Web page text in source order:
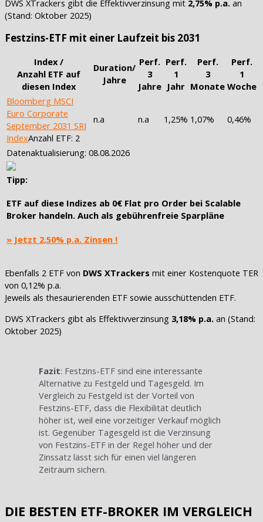
DWS XTrackers gibt die Effektivverzinsung mit 2,75% p.a. an
(Stand: Oktober 2025)
Festzins-ETF mit einer Laufzeit bis 2031
Index /
Anzahl ETF auf
diesen Index
Duration/
Jahre
Perf.
3
Jahre
Perf.
1
Jahr
Perf.
3
Monate
Perf.
1
Woche
Bloomberg MSCI
Euro Corporate
September 2031 SRI
IndexAnzahl ETF: 2
n.a n.a 1,25% 1,07% 0,46%
Datenaktualisierung: 08.08.2026
Tipp:
ETF auf diese Indizes ab 0€ Flat pro Order bei Scalable
Broker handeln. Auch als gebührenfreie Sparpläne
» Jetzt 2,50% p.a. Zinsen !
Ebenfalls 2 ETF von DWS XTrackers mit einer Kostenquote TER
von 0,12% p.a.
Jeweils als thesaurierenden ETF sowie ausschüttenden ETF.
DWS XTrackers gibt als Effektivverzinsung 3,18% p.a. an (Stand:
Oktober 2025)
Fazit: Festzins-ETF sind eine interessante
Alternative zu Festgeld und Tagesgeld. Im
Vergleich zu Festgeld ist der Vorteil von
Festzins-ETF, dass die Flexibilität deutlich
höher ist, weil eine vorzeitiger Verkauf möglich
ist. Gegenüber Tagesgeld ist die Verzinsung
von Festzins-ETF in der Regel höher und der
Zinssatz lässt sich für einen viel längeren
Zeitraum sichern.
DIE BESTEN ETF-BROKER IM VERGLEICH